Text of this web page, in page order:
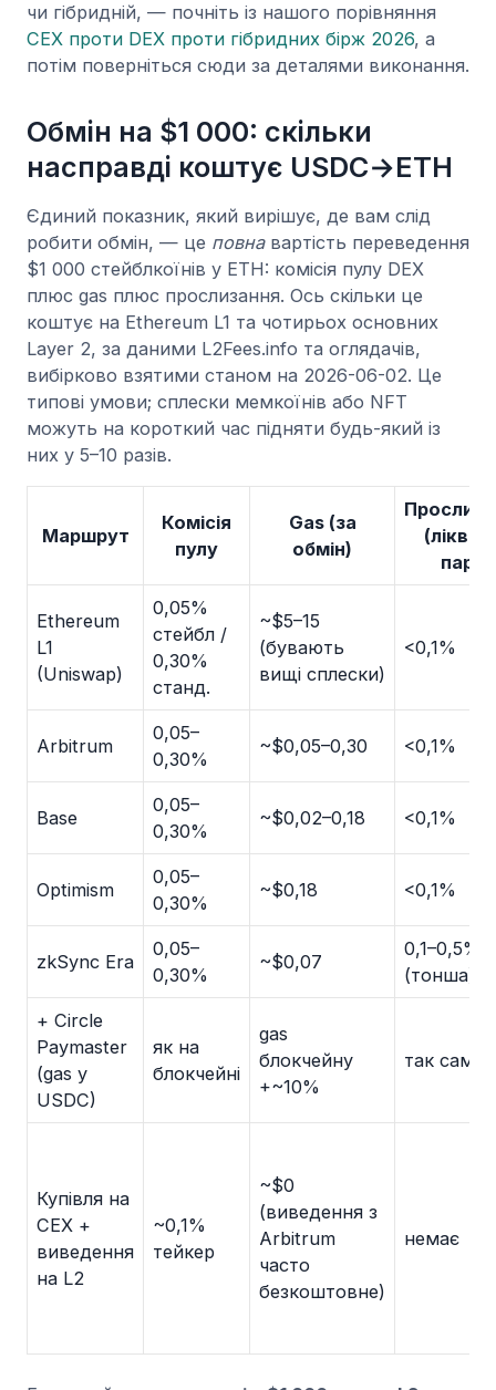
чи гібридній, — почніть із нашого порівняння
CEX проти DEX проти гібридних бірж 2026, а
потім поверніться сюди за деталями виконання.
Обмін на $1 000: скільки
насправді коштує USDC→ETH
Єдиний показник, який вирішує, де вам слід
робити обмін, — це повнавартість переведення
$1 000 стейблкоїнів у ETH: комісія пулу DEX
плюс gas плюс прослизання. Ось скільки це
коштує на Ethereum L1 та чотирьох основних
Layer 2, за даними L2Fees.info та оглядачів,
вибірково взятими станом на 2026-06-02. Це
типові умови; сплески мемкоїнів або NFT
можуть на короткий час підняти будь-який із
них у 5–10 разів.
Маршрут
Комісія
пулу
Gas (за
обмін)
пара)
Ethereum
L1
(Uniswap)
0,05%
стейбл /
0,30%
станд.
~$5–15
(бувають
вищі сплески)
<0,1%
Arbitrum
0,05–
0,30%
~$0,05–0,30 <0,1%
Base
0,05–
0,30%
~$0,02–0,18 <0,1%
Optimism
0,05–
0,30%
~$0,18 <0,1%
zkSync Era
0,05–
0,30%
~$0,07
0,1–0,5%
(тонша)
+ Circle
Paymaster
(gas у
USDC)
як на
блокчейні
gas
блокчейну
+~10%
так само
Купівля на
CEX +
виведення
на L2
~0,1%
тейкер
~$0
(виведення з
Arbitrum
часто
безкоштовне)
немає